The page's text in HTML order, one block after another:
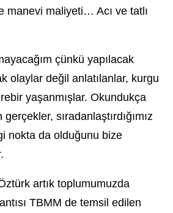
manevi maliyeti… Acı ve tatlı
çünkü yapılacak
olaylar değil anlatılanlar, kurgu
yaşanmışlar. Okundukça
gerçekler, sıradanlaştırdığımız
nokta da olduğunu bize
artık toplumumuzda
TBMM de temsil edilen